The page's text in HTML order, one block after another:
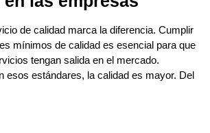
de calidad marca la diferencia. Cumplir
mínimos de calidad es esencial para que
tengan salida en el mercado.
esos estándares, la calidad es mayor. Del